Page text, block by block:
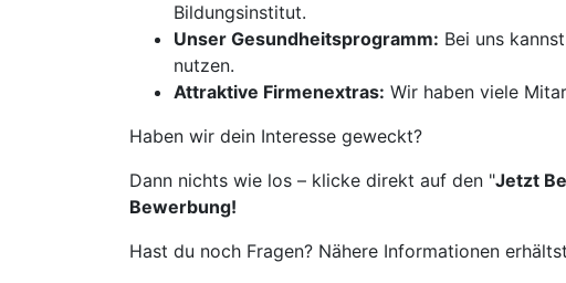
Bildungsinstitut.
Unser Gesundheitsprogramm: Bei uns
nutzen.
Attraktive Firmenextras: Wir haben viele
Haben wir dein Interesse geweckt?
Dann nichts wie los – klicke direkt auf den "Jetzt
Bewerbung!
Hast du noch Fragen? Nähere Informationen